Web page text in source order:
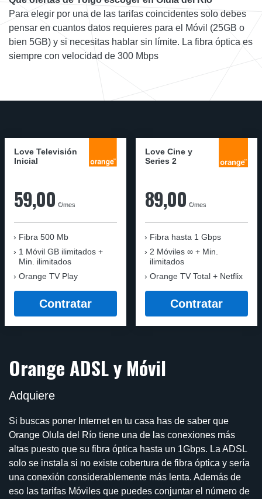
Para elegir por una de las tarifas coincidentes solo debes
pensar en cuantos datos requieres para el Móvil (25GB o
bien 5GB) y si necesitas hablar sin límite. La fibra óptica es
siempre con velocidad de 300 Mbps
Love Televisión
Inicial
59,00 €/mes
Fibra 500 Mb
1 Móvil GB ilimitados +
Min. ilimitados
Orange TV Play
Contratar
Love Cine y
Series 2
89,00 €/mes
Fibra hasta 1 Gbps
2 Móviles ∞ + Min.
ilimitados
Orange TV Total + Netflix
Contratar
Orange ADSL y Móvil
Adquiere
Si buscas poner Internet en tu casa has de saber que
Orange Olula del Río tiene una de las conexiones más
altas puesto que su fibra óptica hasta un 1Gbps. La ADSL
solo se instala si no existe cobertura de fibra óptica y sería
una conexión considerablemente más lenta. Además de
eso las tarifas Móviles que puedes conjuntar el número de